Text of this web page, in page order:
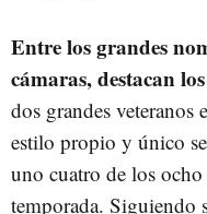
Entre los grandes
cámaras, destacan
dos grandes
estilo propio y único
uno cuatro de los
temporada. Siguiendo